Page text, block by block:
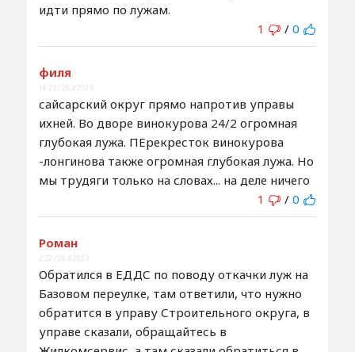
идти прямо по лужам.
1
/ 0
филя
16:23 / 26.4.2023
сайсарский округ прямо напротив управы
ихней. Во дворе винокурова 24/2 огромная
глубокая лужа. ПЕрекресток винокурова
-лонгинова также огромная глубокая лужа. Но
мы трудяги только на словах... на деле ничего
1
/ 0
Роман
2:52 / 28.4.2023
Обратился в ЕДДС по поводу откачки луж на
Базовом переулке, там ответили, что нужно
обратится в управу Строительного округа, в
управе сказали, обращайтесь в